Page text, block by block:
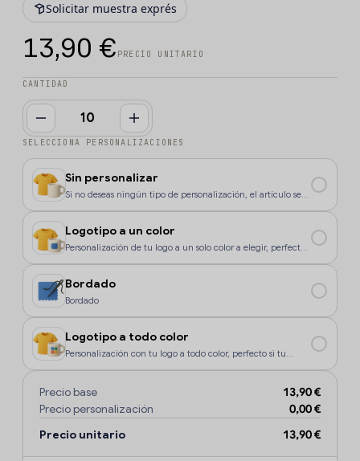
Solicitar muestra exprés
13,90 € PRECIO UNITARIO
CANTIDAD
SELECCIONA PERSONALIZACIONES
Sin personalizar
Si no deseas ningún tipo de personalización, el artículo se
Logotipo a un color
Personalización de tu logo a un solo color a elegir, perfecto
Bordado
Bordado
Logotipo a todo color
Personalización con tu logo a todo color, perfecto si tu
Precio base
13,90 €
Precio personalización
0,00 €
Precio unitario
13,90 €